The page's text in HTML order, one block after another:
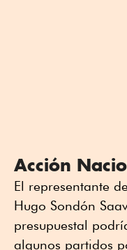
Acción
El representante
Hugo Sondón
presupuestal
algunos partidos